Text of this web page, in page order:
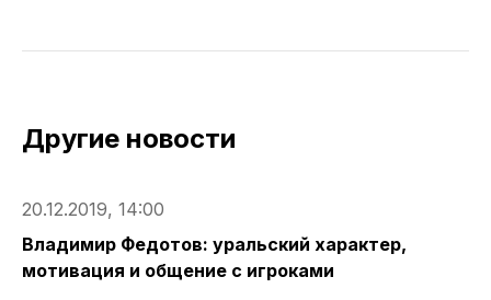
Другие новости
20.12.2019, 14:00
Владимир Федотов: уральский характер,
мотивация и общение с игроками